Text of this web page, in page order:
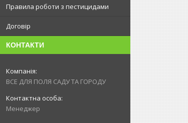
Правила роботи з пестицидами
Договір
КОНТАКТИ
ВСЕ ДЛЯ ПОЛЯ САДУ ТА ГОРОДУ
Менеджер